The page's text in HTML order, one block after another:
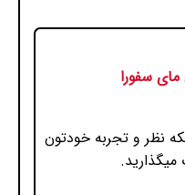
سفورا
نظر و تجربه خودتون
میگذارید.